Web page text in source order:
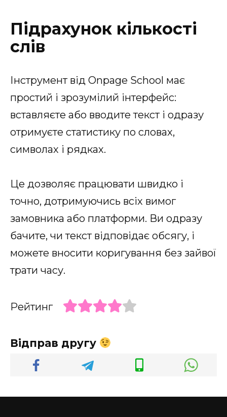
Підрахунок кількості
слів
Інструмент від Onpage School має
простий і зрозумілий інтерфейс:
вставляєте або вводите текст і одразу
отримуєте статистику по словах,
символах і рядках.
Це дозволяє працювати швидко і
точно, дотримуючись всіх вимог
замовника або платформи. Ви одразу
бачите, чи текст відповідає обсягу, і
можете вносити коригування без зайвої
трати часу.
Рейтинг
Відправ другу